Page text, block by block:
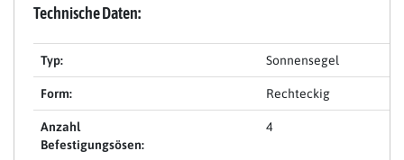
Technische Daten:
Typ: Sonnensegel
Form: Rechteckig
Anzahl
Befestigungsösen:
4